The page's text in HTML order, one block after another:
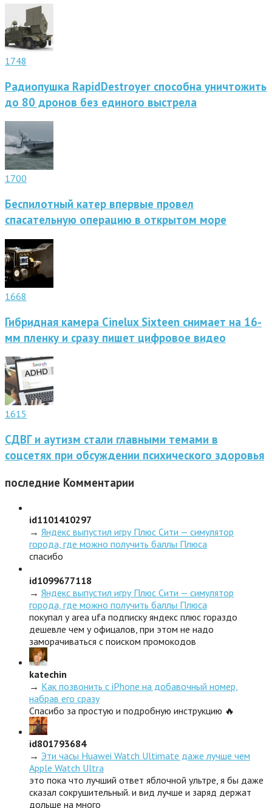
1748
Радиопушка RapidDestroyer способна уничтожить
до 80 дронов без единого выстрела
1700
Беспилотный катер впервые провел
спасательную операцию в открытом море
1668
Гибридная камера Cinelux Sixteen снимает на 16-
мм пленку и сразу пишет цифровое видео
1615
СДВГ и аутизм стали главными темами в
соцсетях при обсуждении психического здоровья
последние Комментарии
id1101410297
→ Яндекс выпустил игру Плюс Сити — симулятор
города, где можно получить баллы Плюса
спасибо
id1099677118
→ Яндекс выпустил игру Плюс Сити — симулятор
города, где можно получить баллы Плюса
покупал у area ufa подписку яндекс плюс гораздо
дешевле чем у офицалов, при этом не надо
заморачиваться с поиском промокодов
katechin
→ Как позвонить с iPhone на добавочный номер,
набрав его сразу
Спасибо за простую и подробную инструкцию 🔥
id801793684
→ Эти часы Huawei Watch Ultimate даже лучше чем
Apple Watch Ultra
это пока что лучший ответ яблочной ультре, я бы даже
сказал сокрушительный. и вид лучше и заряд держат
дольше на много